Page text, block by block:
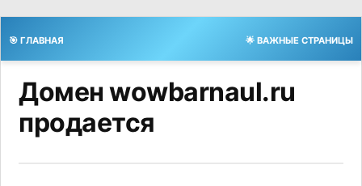
🎯 ГЛАВНАЯ 🌟 ВАЖНЫЕ СТРАНИЦЫ
Домен wowbarnaul.ru
продается